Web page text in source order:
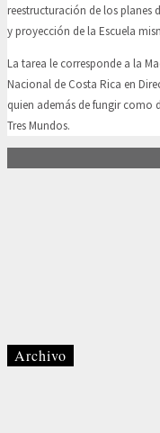
reestructuración de los planes
y proyección de la Escuela
La tarea le corresponde a la
Nacional de Costa Rica en
quien además de fungir como
Tres Mundos.